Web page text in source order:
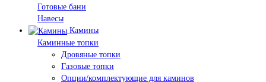
Готовые бани
Навесы
Камины
Каминные топки
Дровяные топки
Газовые топки
Опции/комплектующие для каминов